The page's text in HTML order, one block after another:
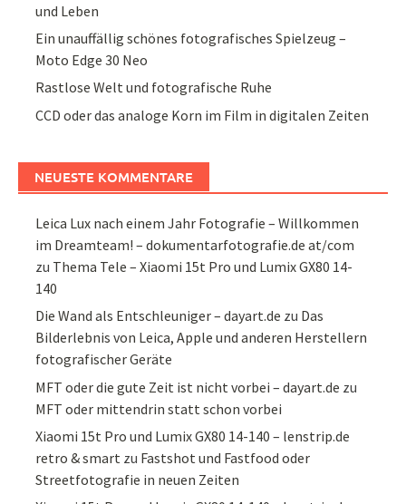
und Leben
Ein unauffällig schönes fotografisches Spielzeug –
Moto Edge 30 Neo
Rastlose Welt und fotografische Ruhe
CCD oder das analoge Korn im Film in digitalen Zeiten
NEUESTE KOMMENTARE
Leica Lux nach einem Jahr Fotografie – Willkommen
im Dreamteam! – dokumentarfotografie.de at/com
zu Thema Tele – Xiaomi 15t Pro und Lumix GX80 14-
140
Die Wand als Entschleuniger – dayart.de zu Das
Bilderlebnis von Leica, Apple und anderen Herstellern
fotografischer Geräte
MFT oder die gute Zeit ist nicht vorbei – dayart.de zu
MFT oder mittendrin statt schon vorbei
Xiaomi 15t Pro und Lumix GX80 14-140 – lenstrip.de
retro & smart zu Fastshot und Fastfood oder
Streetfotografie in neuen Zeiten